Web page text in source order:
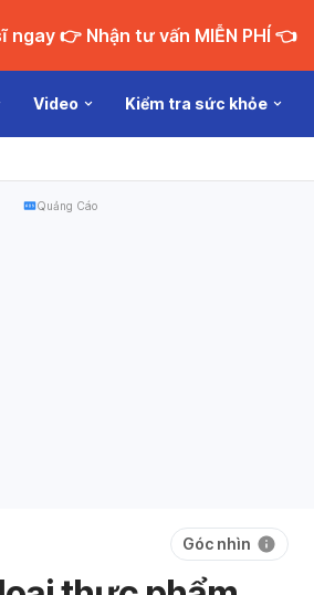
Chat với Bác sĩ ngay 👉 Nhận tư vấn MIỄN PHÍ 👈
Video Kiểm tra sức khỏe
Quảng Cáo
Góc nhìn